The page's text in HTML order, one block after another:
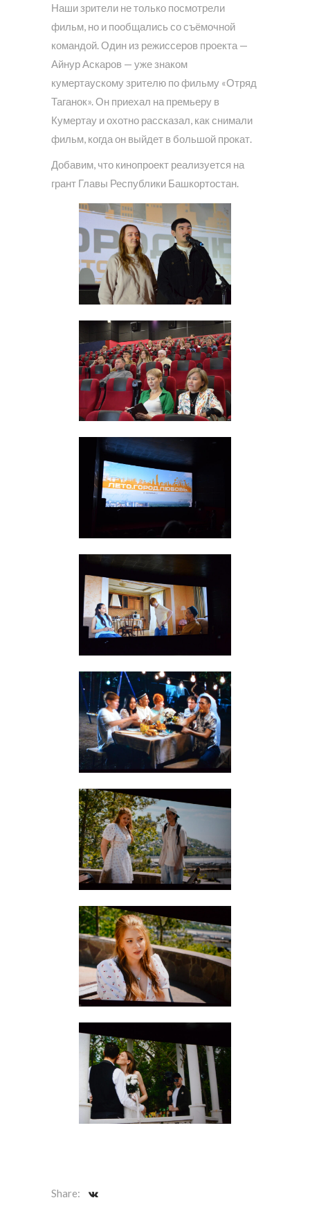
Наши зрители не только посмотрели
фильм, но и пообщались со съёмочной
командой. Один из режиссеров проекта —
Айнур Аскаров — уже знаком
кумертаускому зрителю по фильму «Отряд
Таганок». Он приехал на премьеру в
Кумертау и охотно рассказал, как снимали
фильм, когда он выйдет в большой прокат.
Добавим, что кинопроект реализуется на
грант Главы Республики Башкортостан.
Share: